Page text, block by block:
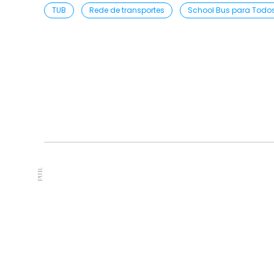
TUB Rede de transportes School Bus para
PUB.